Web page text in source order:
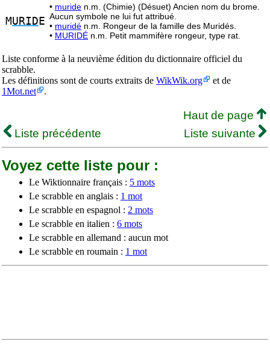
MURID E
• muride n.m. (Chimie) (Désuet) Ancien nom du brome.
Aucun symbole ne lui fut attribué.
• muridé n.m. Rongeur de la famille des Muridés.
• MURIDÉ n.m. Petit mammifère rongeur, type rat.
Liste conforme à la neuvième édition du dictionnaire officiel du
scrabble.
Les définitions sont de courts extraits de WikWik.org
et de
1Mot.net
.
Haut de page
Liste précédente
Liste suivante
Voyez cette liste pour :
Le Wiktionnaire français : 5 mots
Le scrabble en anglais : 1 mot
Le scrabble en espagnol : 2 mots
Le scrabble en italien : 6 mots
Le scrabble en allemand : aucun mot
Le scrabble en roumain : 1 mot